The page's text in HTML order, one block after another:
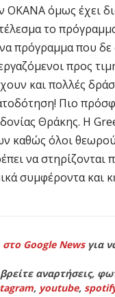
ΟΚΑΝΑ όμως έχει
το
πρόγραμμα που
προς
και πολλές
Πιο
Θράκης. Η
καθώς όλοι
να
συμφέροντα και
στο Google Newsγια
αναρτήσεις,
, youtube,